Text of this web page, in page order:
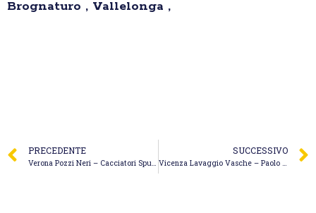
Brognaturo , Vallelonga ,
PRECEDENTE
Verona Pozzi Neri – Cacciatori Spurgo
SUCCESSIVO
Vicenza Lavaggio Vasche – Paolo Spurghi Ecoverde